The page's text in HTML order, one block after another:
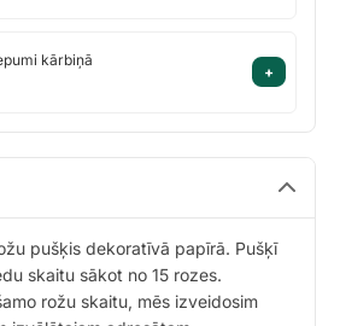
kārbiņā
+
pušķis dekoratīvā papīrā. Pušķī
skaitu sākot no 15 rozes.
rožu skaitu, mēs izveidosim